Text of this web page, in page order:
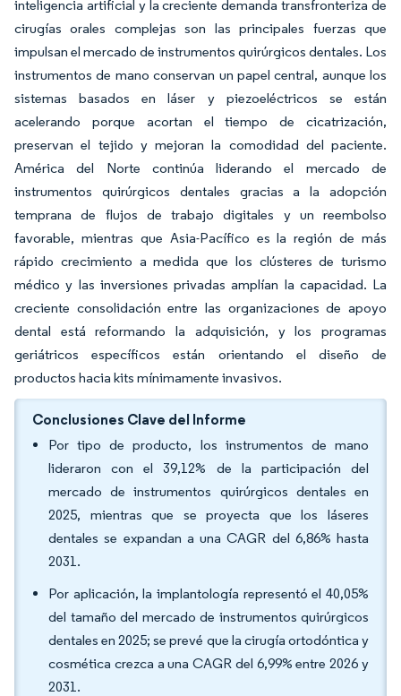
inteligencia artificial y la creciente demanda transfronteriza de
cirugías orales complejas son las principales fuerzas que
impulsan el mercado de instrumentos quirúrgicos dentales. Los
instrumentos de mano conservan un papel central, aunque los
sistemas basados en láser y piezoeléctricos se están
acelerando porque acortan el tiempo de cicatrización,
preservan el tejido y mejoran la comodidad del paciente.
América del Norte continúa liderando el mercado de
instrumentos quirúrgicos dentales gracias a la adopción
temprana de flujos de trabajo digitales y un reembolso
favorable, mientras que Asia-Pacífico es la región de más
rápido crecimiento a medida que los clústeres de turismo
médico y las inversiones privadas amplían la capacidad. La
creciente consolidación entre las organizaciones de apoyo
dental está reformando la adquisición, y los programas
geriátricos específicos están orientando el diseño de
productos hacia kits mínimamente invasivos.
Conclusiones Clave del Informe
Por tipo de producto, los instrumentos de mano
lideraron con el 39,12% de la participación del
mercado de instrumentos quirúrgicos dentales en
2025, mientras que se proyecta que los láseres
dentales se expandan a una CAGR del 6,86% hasta
2031.
Por aplicación, la implantología representó el 40,05%
del tamaño del mercado de instrumentos quirúrgicos
dentales en 2025; se prevé que la cirugía ortodóntica y
cosmética crezca a una CAGR del 6,99% entre 2026 y
2031.